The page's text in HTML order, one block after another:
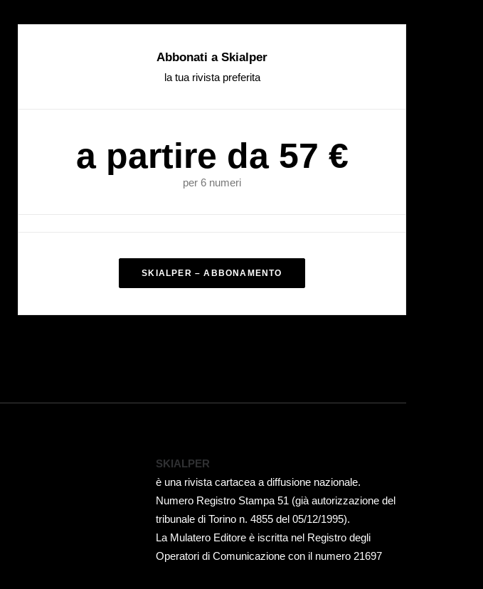
Abbonati a Skialper
la tua rivista preferita
a partire da 57 €
per 6 numeri
SKIALPER – ABBONAMENTO
SKIALPER
è una rivista cartacea a diffusione nazionale.
Numero Registro Stampa 51 (già autorizzazione del
tribunale di Torino n. 4855 del 05/12/1995).
La Mulatero Editore è iscritta nel Registro degli
Operatori di Comunicazione con il numero 21697